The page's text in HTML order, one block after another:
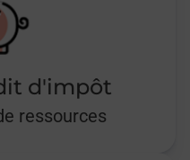
d'impôt
ressources